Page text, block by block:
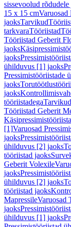
sissevoolud
15 x 15 cmVaruosad
jaoksTarvikud
tarkvaraTööriistad
Tööriistad Geberit
jaoks
jaoks
ühilduvus [1] jaoks
Pressimistööriistade
jaoks
jaoks
tööriistadegaTarvikud
Tööriistad Geberit
[1]Varuosad
jaoks
ühilduvus [2] jaoks
tööriistad jaoks
Geberit Volexile
jaoks
ühilduvus [2] jaoks
tööriistad jaoks
MapressileVaruosad
jaoks
ühilduvus [1] jaoks